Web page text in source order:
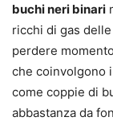
buchi neri binari
ricchi di gas
perdere
che coinvolgono
come coppie di
abbastanza da